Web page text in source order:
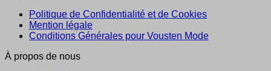
Politique de Confidentialité et de Cookies
Mention légale
Conditions Générales pour Vousten Mode
À propos de nous